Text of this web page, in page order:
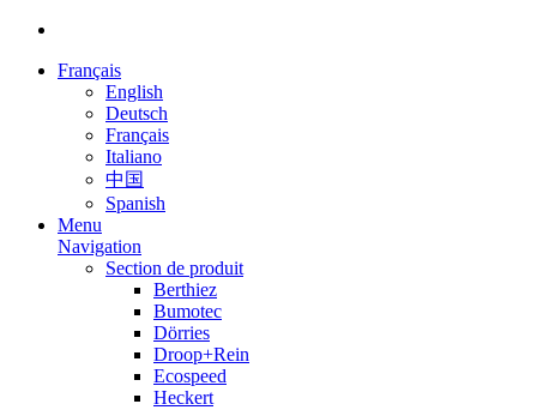
Français
English
Deutsch
Français
Italiano
中国
Spanish
Menu
Navigation
Section de produit
Berthiez
Bumotec
Dörries
Droop+Rein
Ecospeed
Heckert